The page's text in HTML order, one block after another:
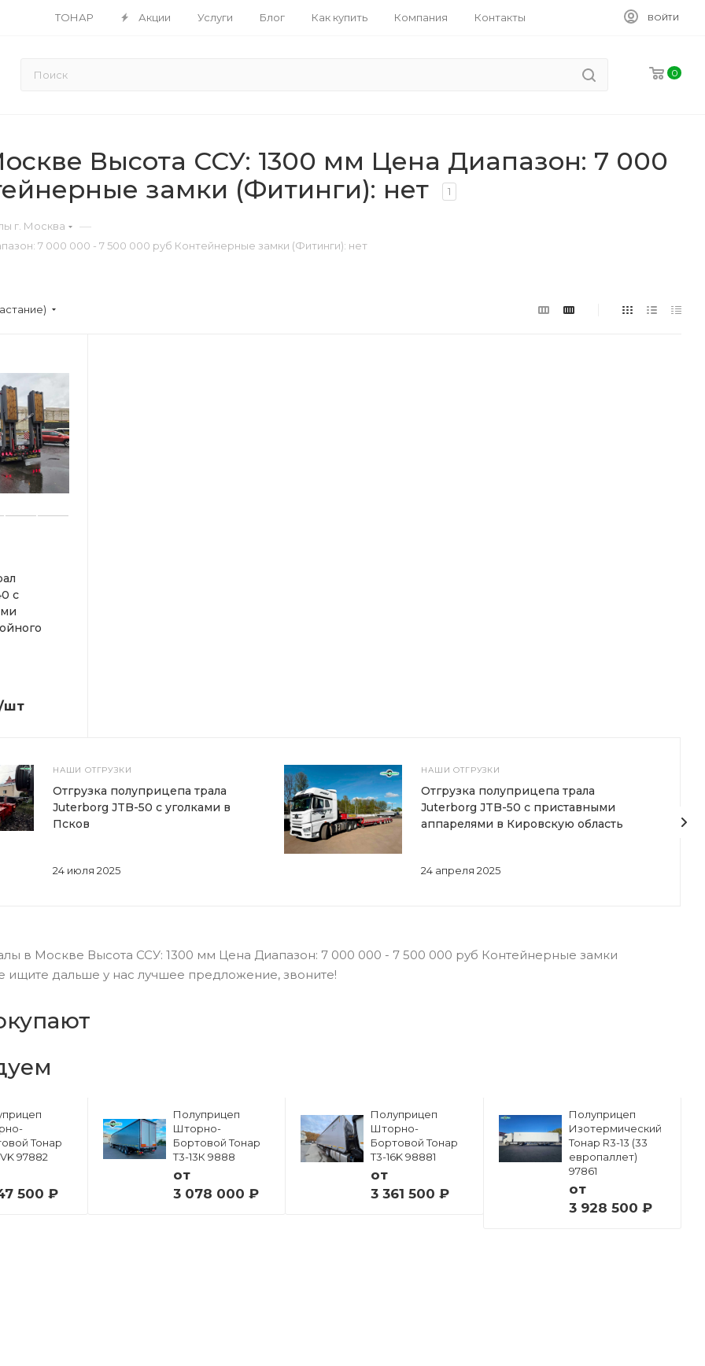
ТОНАР Акции Услуги Блог Как купить Компания Контакты ВОЙТИ
0
Высота ССУ: 1300 мм Цена Диапазон: 7 000
замки (Фитинги): нет
1
г. Москва —
7 000 000 - 7 500 000 руб Контейнерные замки (Фитинги): нет
с
шт
НАШИ ОТГРУЗКИ
24 июля 2025
Отгрузка полуприцепа трала
Juterborg JTB-50 с уголками в
Псков
НАШИ ОТГРУЗКИ
24 апреля 2025
Отгрузка полуприцепа трала
Juterborg JTB-50 с приставными
аппарелями в Кировскую область
в Москве Высота ССУ: 1300 мм Цена Диапазон: 7 000 000 - 7 500 000 руб Контейнерные замки
ищите дальше у нас лучшее предложение, звоните!
Тонар
97882
500 ₽
Полуприцеп
Шторно-
Бортовой Тонар
Т3-13К 9888
от
3 078 000 ₽
Полуприцеп
Шторно-
Бортовой Тонар
Т3-16K 98881
от
3 361 500 ₽
Полуприцеп
Изотермический
Тонар R3-13 (33
европаллет)
97861
от
3 928 500 ₽